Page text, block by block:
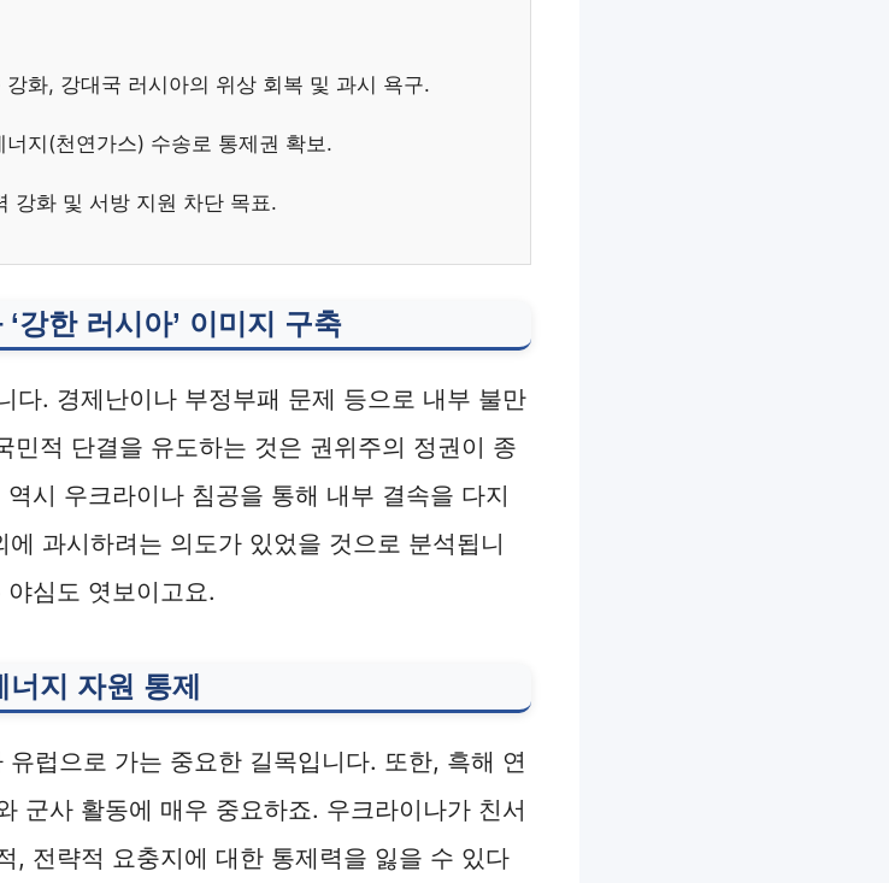
화, 강대국 러시아의 위상 회복 및 과시 욕구.
지(천연가스) 수송로 통제권 확보.
강화 및 서방 지원 차단 목표.
강한 러시아’ 이미지 구축
다. 경제난이나 부정부패 문제 등으로 내부 불만
민적 단결을 유도하는 것은 권위주의 정권이 종
시 우크라이나 침공을 통해 내부 결속을 다지
에 과시하려는 의도가 있었을 것으로 분석됩니
심도 엿보이고요.
지 자원 통제
럽으로 가는 중요한 길목입니다. 또한, 흑해 연
군사 활동에 매우 중요하죠. 우크라이나가 친서
, 전략적 요충지에 대한 통제력을 잃을 수 있다